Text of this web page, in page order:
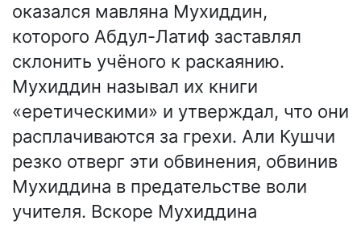
оказался мавляна Мухиддин,
которого Абдул-Латиф заставлял
склонить учёного к раскаянию.
Мухиддин называл их книги
«еретическими» и утверждал, что они
расплачиваются за грехи. Али Кушчи
резко отверг эти обвинения, обвинив
Мухиддина в предательстве воли
учителя. Вскоре Мухиддина